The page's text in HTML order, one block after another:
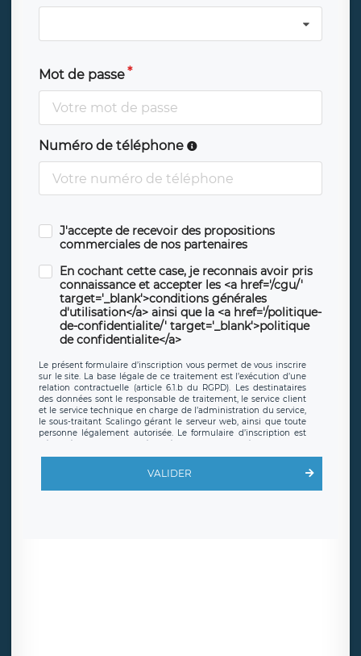
Mot de passe
Numéro de téléphone
J'accepte de recevoir des propositions
commerciales de nos partenaires
En cochant cette case, je reconnais avoir pris
connaissance et accepter les <a href='/cgu/'
target='_blank'>conditions générales
d'utilisation</a> ainsi que la <a href='/politique-
de-confidentialite/' target='_blank'>politique
de confidentialite</a>
Le présent formulaire d’inscription vous permet de vous inscrire
sur le site. La base légale de ce traitement est l’exécution d’une
relation contractuelle (article 6.1.b du RGPD). Les destinataires
des données sont le responsable de traitement, le service client
et le service technique en charge de l’administration du service,
le sous-traitant Scalingo gérant le serveur web, ainsi que toute
personne légalement autorisée. Le formulaire d’inscription est
offrant desclauses de protection conformes au RGPD. Les
en sollicite la suppression, étant entendu que vous pouvez
demander la suppression de vos données et retirer votre
VALIDER